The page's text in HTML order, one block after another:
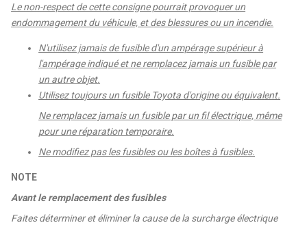
Le non-respect de cette consigne pourrait provoquer un
endommagement du véhicule, et des blessures ou un incendie.
N'utilisez jamais de fusible d'un ampérage supérieur à
l'ampérage indiqué et ne remplacez jamais un fusible par
un autre objet.
Utilisez toujours un fusible Toyota d'origine ou équivalent.
Ne remplacez jamais un fusible par un fil électrique, même
pour une réparation temporaire.
Ne modifiez pas les fusibles ou les boîtes à fusibles.
NOTE
Avant le remplacement des fusibles
Faites déterminer et éliminer la cause de la surcharge électrique